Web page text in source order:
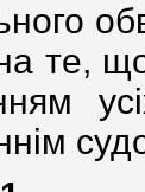
на те,